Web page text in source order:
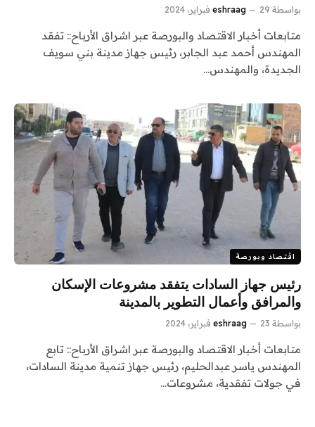
بواسطة eshraag 29 فبراير، 2024
متابعات أخبار الاقتصاد والبورصة عبر اشراق الأرباح:: تفقد
المهندس أحمد عبد الجابر، رئيس جهاز مدينة بني سويف
الجديدة، والمهندس…
اقتصاد وبورصة
رئيس جهاز السادات يتفقد مشروعات الإسكان
والمرافق وأعمال التطوير بالمدينة
بواسطة eshraag 23 فبراير، 2024
متابعات أخبار الاقتصاد والبورصة عبر اشراق الأرباح:: تابع
المهندس ياسر عبدالحليم، رئيس جهاز تنمية مدينة السادات،
في جولات تفقدية، مشروعات…